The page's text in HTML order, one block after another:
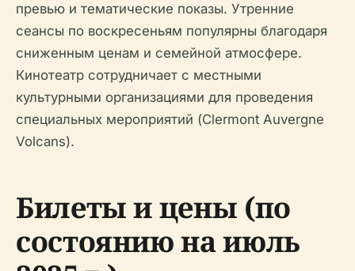
превью и тематические показы. Утренние
сеансы по воскресеньям популярны благодаря
сниженным ценам и семейной атмосфере.
Кинотеатр сотрудничает с местными
культурными организациями для проведения
специальных мероприятий (Clermont Auvergne
Volcans).
Билеты и цены (по
состоянию на июль